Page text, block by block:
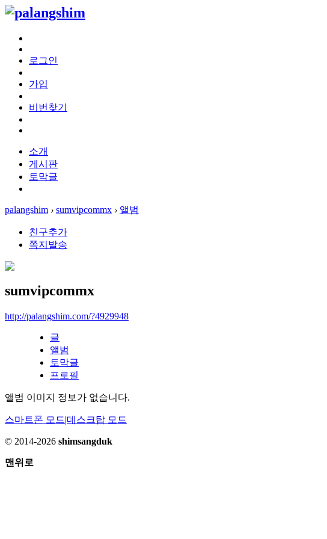
로그인
가입
비번찾기
소개
게시판
토막글
palangshim › sumvipcommx › 앨범
친구추가
쪽지발송
sumvipcommx
http://palangshim.com/?4929948
글
앨범
토막글
프로필
앨범 이미지 정보가 없습니다.
스마트폰 모드|데스크탑 모드
© 2014-2026 shimsangduk
맨위로